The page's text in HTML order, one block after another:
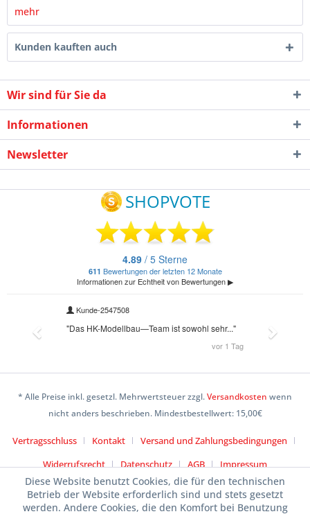
mehr
Kunden kauften auch
Wir sind für Sie da
Informationen
Newsletter
* Alle Preise inkl. gesetzl. Mehrwertsteuer zzgl.Versandkosten wenn
nicht anders beschrieben. Mindestbestellwert: 15,00€
Vertragsschluss Kontakt
Versand und Zahlungsbedingungen
Widerrufsrecht
Datenschutz AGB Impressum
Diese Website benutzt Cookies, die für den technischen
Betrieb der Website erforderlich sind und stets gesetzt
werden. Andere Cookies, die den Komfort bei Benutzung